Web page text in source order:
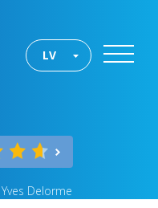
LV
Yves Delorme